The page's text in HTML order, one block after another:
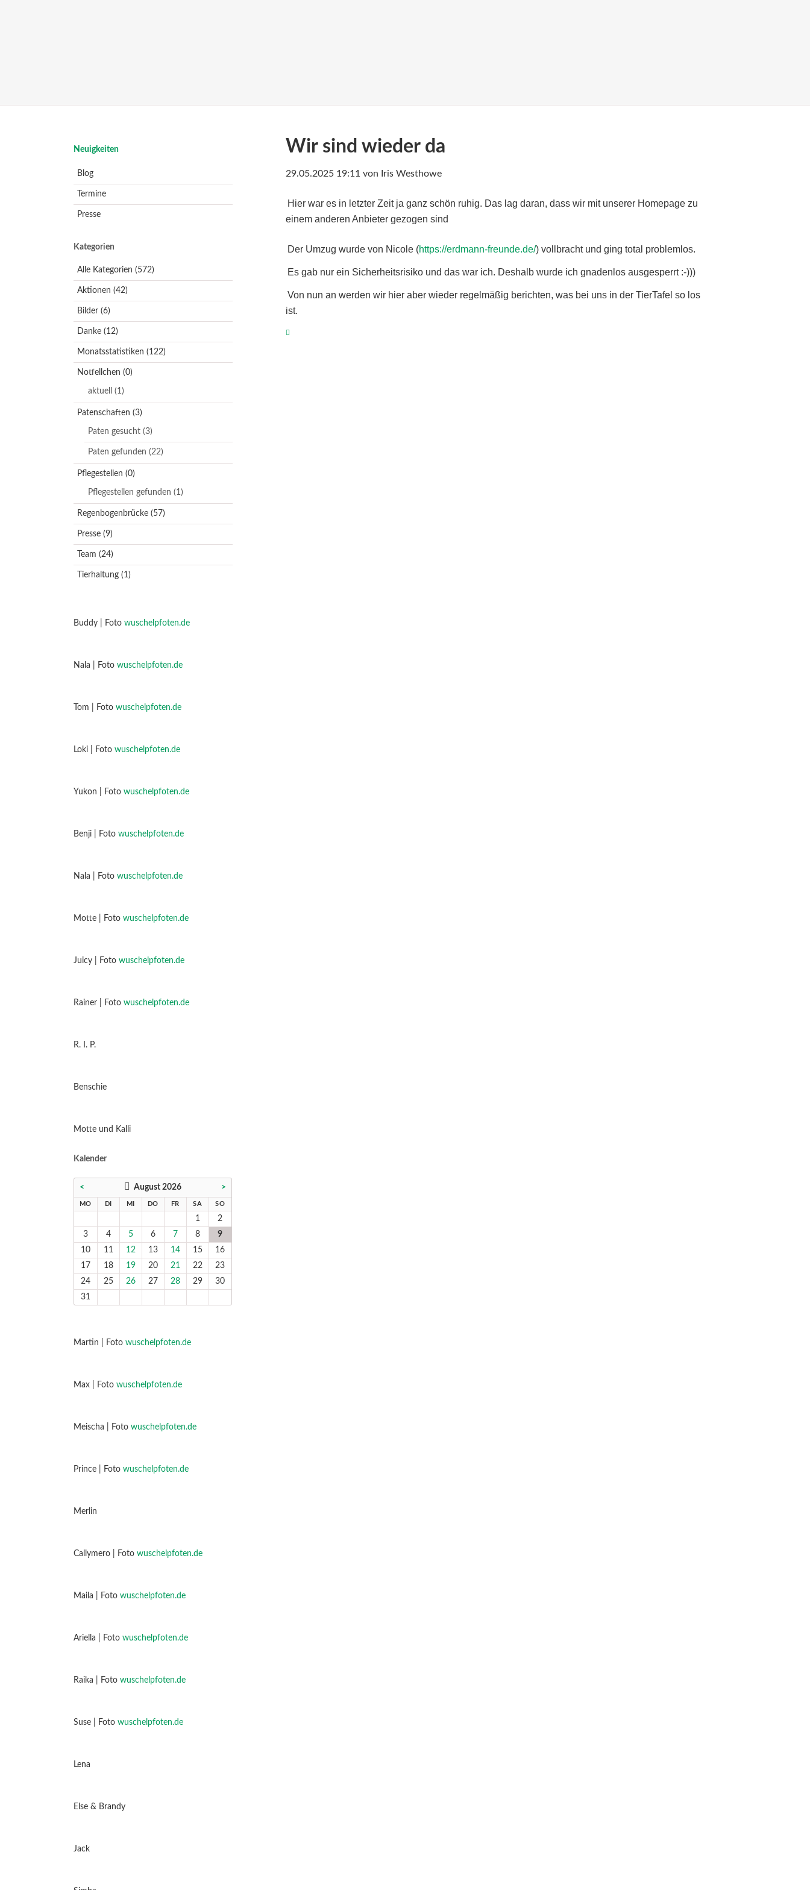
Wir sind wieder da
29.05.2025 19:11 von Iris Westhowe
Hier war es in letzter Zeit ja ganz schön ruhig. Das lag daran, dass wir mit unserer Homepage zu
einem anderen Anbieter gezogen sind
Der Umzug wurde von Nicole (https://erdmann-freunde.de/) vollbracht und ging total problemlos.
Es gab nur ein Sicherheitsrisiko und das war ich. Deshalb wurde ich gnadenlos ausgesperrt :-)))
Von nun an werden wir hier aber wieder regelmäßig berichten, was bei uns in der TierTafel so los
ist.
Navigation
Neuigkeiten
Blog
Termine
Presse
Kategorien
Alle Kategorien (572)
Aktionen (42)
Bilder (6)
Danke (12)
Monatsstatistiken (122)
Notfellchen (0)
aktuell (1)
Patenschaften (3)
Paten gesucht (3)
Paten gefunden (22)
Pflegestellen (0)
Pflegestellen gefunden (1)
Regenbogenbrücke (57)
Presse (9)
Team (24)
Tierhaltung (1)
Buddy | Foto wuschelpfoten.de
Nala | Foto wuschelpfoten.de
Tom | Foto wuschelpfoten.de
Loki | Foto wuschelpfoten.de
Yukon | Foto wuschelpfoten.de
Benji | Foto wuschelpfoten.de
Nala | Foto wuschelpfoten.de
Motte | Foto wuschelpfoten.de
Juicy | Foto wuschelpfoten.de
Rainer | Foto wuschelpfoten.de
R. I. P.
Benschie
Motte und Kalli
Kalender
< August 2026 >
MO NTAGDI ENSTAG
MI TTWOCH
DO NNERSTAG
FR EITAG
SA MSTAG
SONNTAG
1
2
3
4 5 6 7 8
9
10
11 12 13 14 15
16
17
18 19 20 21 22
23
24
25 26 27 28 29
30
31
Martin | Foto wuschelpfoten.de
Max | Foto wuschelpfoten.de
Meischa | Foto wuschelpfoten.de
Prince | Foto wuschelpfoten.de
Merlin
Callymero | Foto wuschelpfoten.de
Maila | Foto wuschelpfoten.de
Ariella | Foto wuschelpfoten.de
Raika | Foto wuschelpfoten.de
Suse | Foto wuschelpfoten.de
Lena
Else & Brandy
Jack